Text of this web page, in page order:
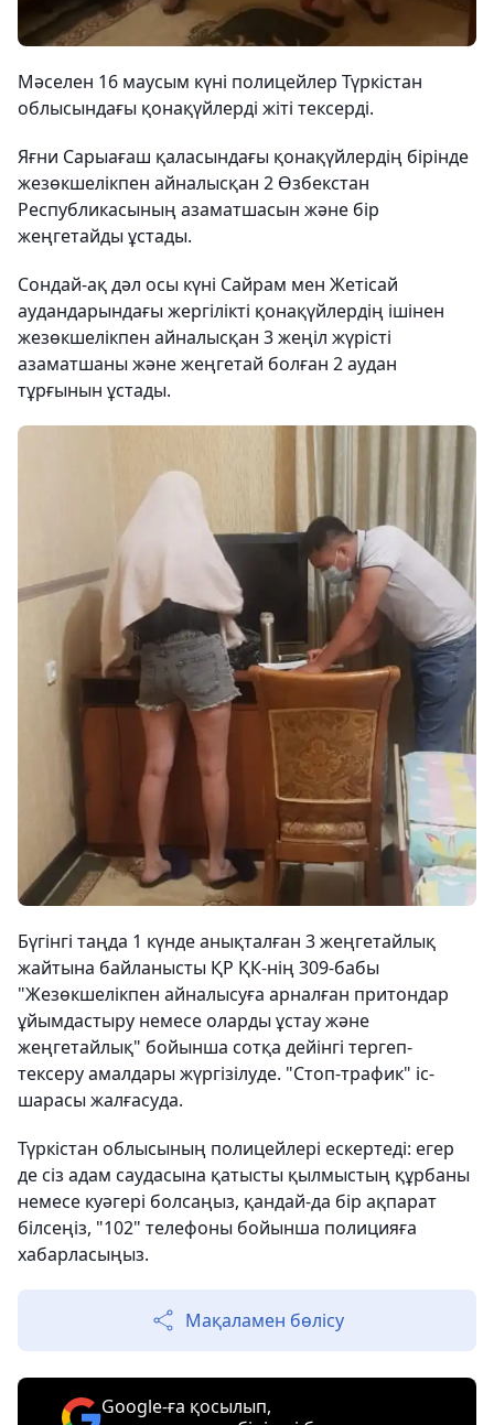
Мәселен 16 маусым күні полицейлер Түркістан
облысындағы қонақүйлерді жіті тексерді.
Яғни Сарыағаш қаласындағы қонақүйлердің бірінде
жезөкшелікпен айналысқан 2 Өзбекстан
Республикасының азаматшасын және бір
жеңгетайды ұстады.
Сондай-ақ дәл осы күні Сайрам мен Жетісай
аудандарындағы жергілікті қонақүйлердің ішінен
жезөкшелікпен айналысқан 3 жеңіл жүрісті
азаматшаны және жеңгетай болған 2 аудан
тұрғынын ұстады.
Бүгінгі таңда 1 күнде анықталған 3 жеңгетайлық
жайтына байланысты ҚР ҚК-нің 309-бабы
"Жезөкшелiкпен айналысуға арналған притондар
ұйымдастыру немесе оларды ұстау және
жеңгетайлық" бойынша сотқа дейінгі тергеп-
тексеру амалдары жүргізілуде. "Стоп-трафик" іс-
шарасы жалғасуда.
Түркістан облысының полицейлері ескертеді: егер
де сіз адам саудасына қатысты қылмыстың құрбаны
немесе куәгері болсаңыз, қандай-да бір ақпарат
білсеңіз, "102" телефоны бойынша полицияға
хабарласыңыз.
Мақаламен бөлісу
Google-ға қосылып,